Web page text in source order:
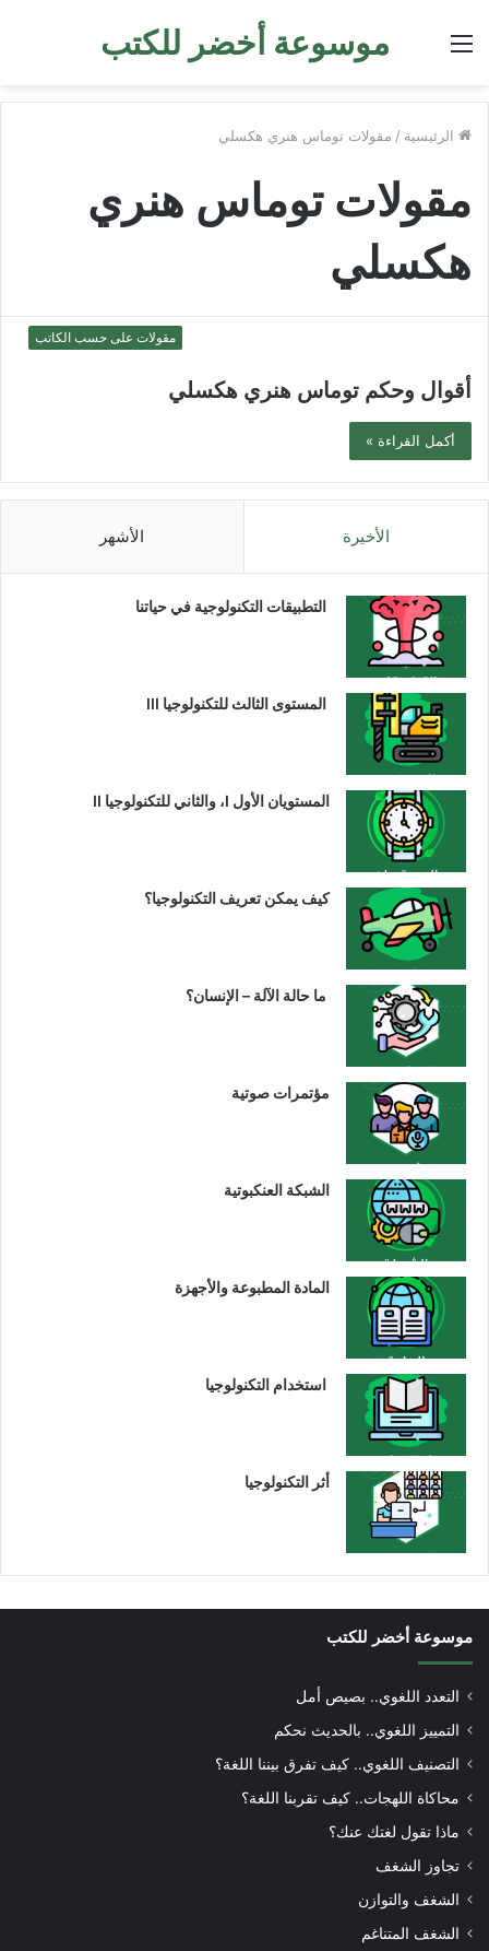
موسوعة أخضر للكتب القائمة
الرئيسية / مقولات توماس هنري هكسلي
مقولات توماس هنري
هكسلي
مقولات على حسب الكاتب
أقوال وحكم توماس هنري هكسلي
أكمل القراءة »
الأخيرة الأشهر
التطبيقات التكنولوجية في حياتنا
المستوى الثالث للتكنولوجيا III
المستويان الأول I، والثاني للتكنولوجيا II
كيف يمكن تعريف التكنولوجيا؟
ما حالة الآلة – الإنسان؟
مؤتمرات صوتية
الشبكة العنكبوتية
المادة المطبوعة والأجهزة
استخدام التكنولوجيا
أثر التكنولوجيا
موسوعة أخضر للكتب
التعدد اللغوي.. بصيص أمل
التمييز اللغوي.. بالحديث نحكم
التصنيف اللغوي.. كيف تفرق بيننا اللغة؟
محاكاة اللهجات.. كيف تقربنا اللغة؟
ماذا تقول لغتك عنك؟
تجاوز الشغف
الشغف والتوازن
الشغف المتناغم